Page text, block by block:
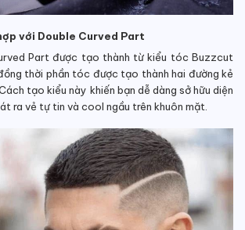
với Double Curved Part
Part được tạo thành từ kiểu tóc Buzzcut
thời phần tóc được tạo thành hai đường kẻ
tạo kiểu này khiến bạn dễ dàng sở hữu diện
ra vẻ tự tin và cool ngầu trên khuôn mặt.